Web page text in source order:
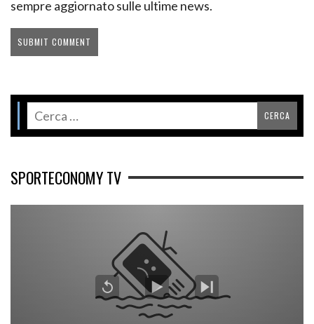
sempre aggiornato sulle ultime news.
SPORTECONOMY TV